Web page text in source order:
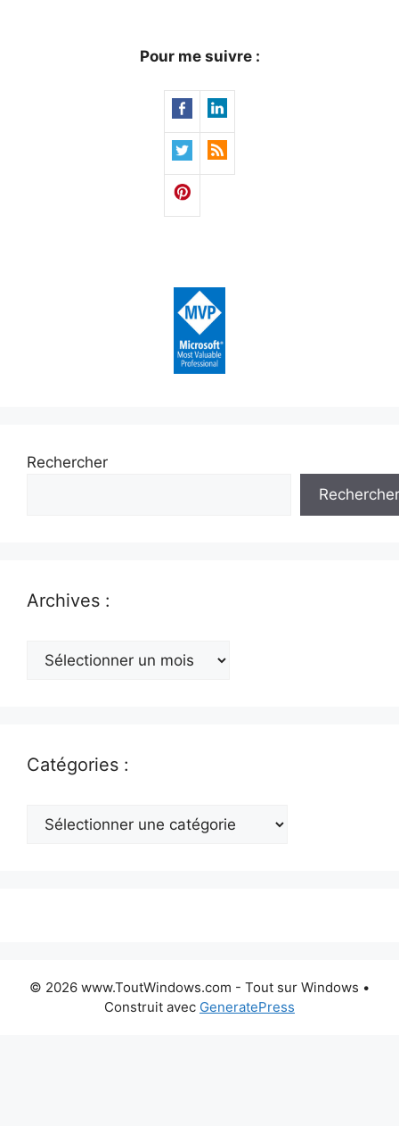
Pour me suivre :
Rechercher
Rechercher
Archives :
Archives
Catégories :
Catégories
© 2026 www.ToutWindows.com - Tout sur Windows •
Construit avec GeneratePress